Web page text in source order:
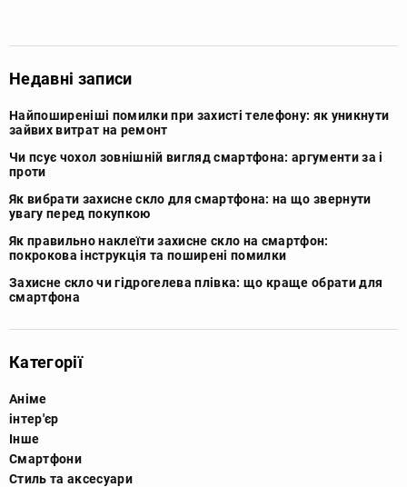
Недавні записи
Найпоширеніші помилки при захисті телефону: як уникнути
зайвих витрат на ремонт
Чи псує чохол зовнішній вигляд смартфона: аргументи за і
проти
Як вибрати захисне скло для смартфона: на що звернути
увагу перед покупкою
Як правильно наклеїти захисне скло на смартфон:
покрокова інструкція та поширені помилки
Захисне скло чи гідрогелева плівка: що краще обрати для
смартфона
Категорії
Аніме
інтер'єр
Інше
Смартфони
Стиль та аксесуари